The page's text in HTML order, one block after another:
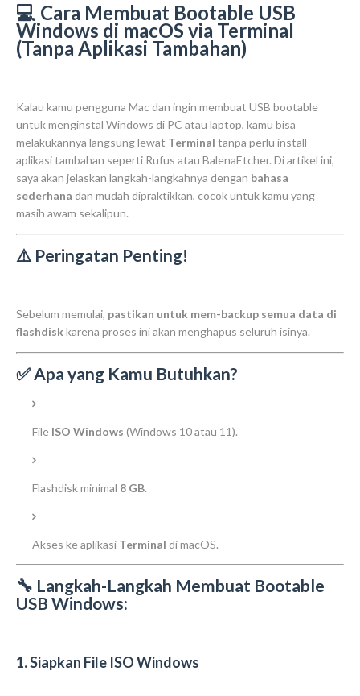
💻 Cara Membuat Bootable USB
Windows di macOS via Terminal
(Tanpa Aplikasi Tambahan)
Kalau kamu pengguna Mac dan ingin membuat USB bootable
untuk menginstal Windows di PC atau laptop, kamu bisa
melakukannya langsung lewat Terminal tanpa perlu install
aplikasi tambahan seperti Rufus atau BalenaEtcher. Di artikel ini,
saya akan jelaskan langkah-langkahnya dengan bahasa
sederhana dan mudah dipraktikkan, cocok untuk kamu yang
masih awam sekalipun.
⚠️ Peringatan Penting!
Sebelum memulai, pastikan untuk mem-backup semua data di
flashdiskkarena proses ini akan menghapus seluruh isinya.
✅ Apa yang Kamu Butuhkan?
File ISO Windows (Windows 10 atau 11).
Flashdisk minimal 8 GB.
Akses ke aplikasi Terminal di macOS.
🔧 Langkah-Langkah Membuat Bootable
USB Windows:
1. Siapkan File ISO Windows